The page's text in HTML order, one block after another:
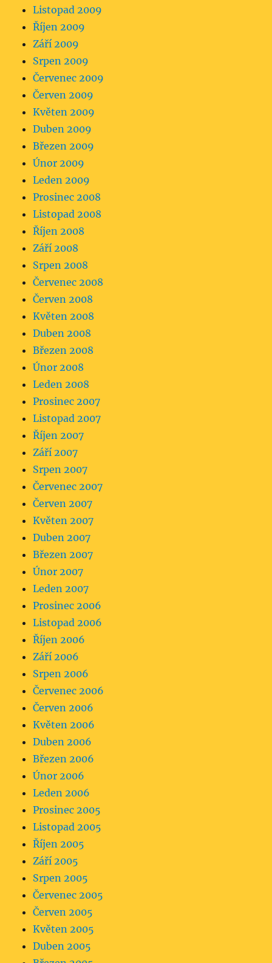
Listopad 2009
Říjen 2009
Září 2009
Srpen 2009
Červenec 2009
Červen 2009
Květen 2009
Duben 2009
Březen 2009
Únor 2009
Leden 2009
Prosinec 2008
Listopad 2008
Říjen 2008
Září 2008
Srpen 2008
Červenec 2008
Červen 2008
Květen 2008
Duben 2008
Březen 2008
Únor 2008
Leden 2008
Prosinec 2007
Listopad 2007
Říjen 2007
Září 2007
Srpen 2007
Červenec 2007
Červen 2007
Květen 2007
Duben 2007
Březen 2007
Únor 2007
Leden 2007
Prosinec 2006
Listopad 2006
Říjen 2006
Září 2006
Srpen 2006
Červenec 2006
Červen 2006
Květen 2006
Duben 2006
Březen 2006
Únor 2006
Leden 2006
Prosinec 2005
Listopad 2005
Říjen 2005
Září 2005
Srpen 2005
Červenec 2005
Červen 2005
Květen 2005
Duben 2005